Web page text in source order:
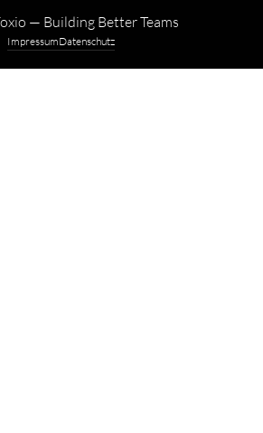
— Building Better Teams
ImpressumDatenschutz